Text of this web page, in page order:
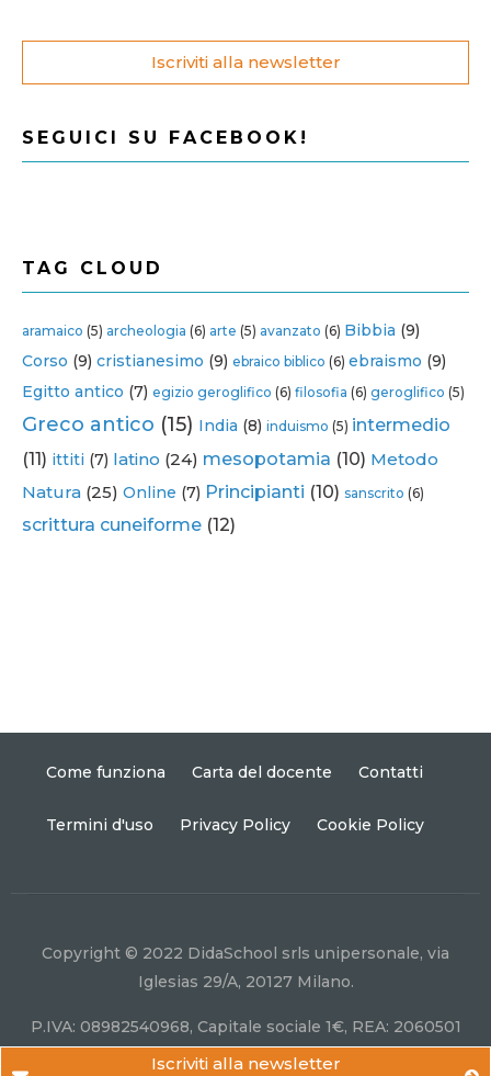
Iscriviti alla newsletter
Iscriviti alla newsletter
SEGUICI SU FACEBOOK!
TAG CLOUD
aramaico (5) archeologia (6) arte (5) avanzato (6) Bibbia (9)
Corso (9) cristianesimo (9) ebraico biblico (6) ebraismo (9)
Egitto antico (7) egizio geroglifico (6) filosofia (6) geroglifico (5)
Greco antico (15) India (8) induismo (5) intermedio
(11) ittiti (7) latino (24) mesopotamia (10) Metodo
Natura (25) Online (7) Principianti (10) sanscrito (6)
scrittura cuneiforme (12)
Come funziona Carta del docente Contatti
Termini d'uso Privacy Policy Cookie Policy
Copyright © 2022 DidaSchool srls unipersonale, via
Iglesias 29/A, 20127 Milano.
P.IVA: 08982540968, Capitale sociale 1€, REA: 2060501